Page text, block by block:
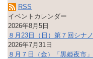
RSS
イベントカレンダー
2026年8月5日
８月23日（日）第７回シナ
2026年7月31日
８月７日（金）「黒姫夜市